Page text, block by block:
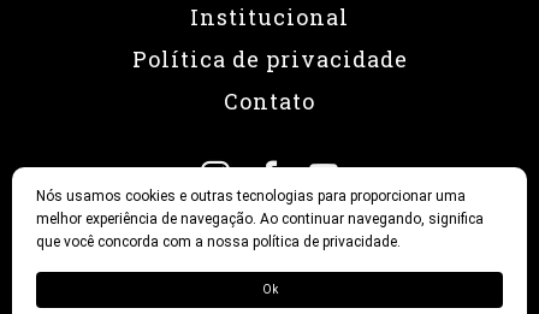
Institucional
Política de privacidade
Contato
Nós usamos cookies e outras tecnologias para proporcionar uma
melhor experiência de navegação. Ao continuar navegando, significa
que você concorda com a nossa política de privacidade.
Ok